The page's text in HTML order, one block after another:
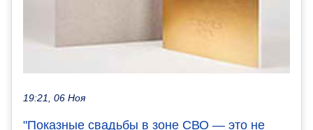
19:21, 06 Ноя
"Показные свадьбы в зоне СВО — это не